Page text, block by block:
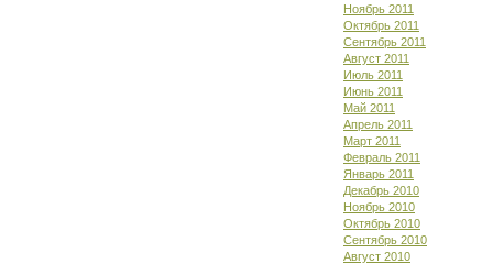
Ноябрь 2011
Октябрь 2011
Сентябрь 2011
Август 2011
Июль 2011
Июнь 2011
Май 2011
Апрель 2011
Март 2011
Февраль 2011
Январь 2011
Декабрь 2010
Ноябрь 2010
Октябрь 2010
Сентябрь 2010
Август 2010